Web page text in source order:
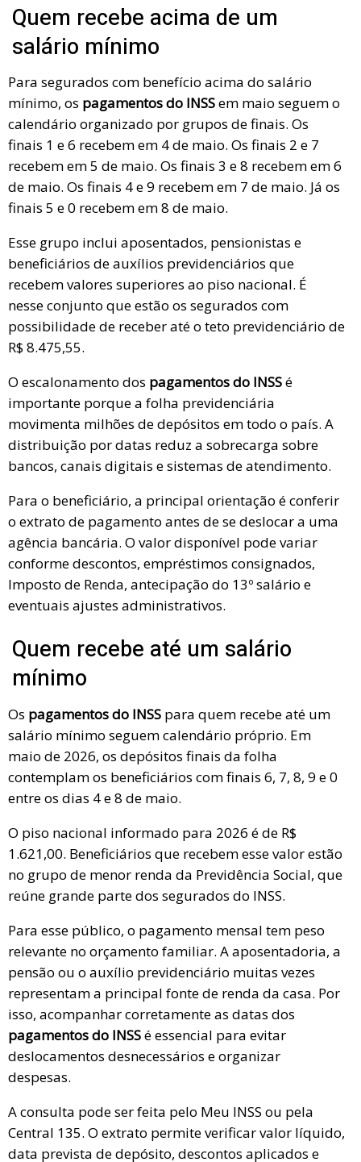
Quem recebe acima de um
salário mínimo
Para segurados com benefício acima do salário
mínimo, os pagamentos do INSSem maio seguem o
calendário organizado por grupos de finais. Os
finais 1 e 6 recebem em 4 de maio. Os finais 2 e 7
recebem em 5 de maio. Os finais 3 e 8 recebem em 6
de maio. Os finais 4 e 9 recebem em 7 de maio. Já os
finais 5 e 0 recebem em 8 de maio.
Esse grupo inclui aposentados, pensionistas e
beneficiários de auxílios previdenciários que
recebem valores superiores ao piso nacional. É
nesse conjunto que estão os segurados com
possibilidade de receber até o teto previdenciário de
R$ 8.475,55.
O escalonamento dos pagamentos do INSSé
importante porque a folha previdenciária
movimenta milhões de depósitos em todo o país. A
distribuição por datas reduz a sobrecarga sobre
bancos, canais digitais e sistemas de atendimento.
Para o beneficiário, a principal orientação é conferir
o extrato de pagamento antes de se deslocar a uma
agência bancária. O valor disponível pode variar
conforme descontos, empréstimos consignados,
Imposto de Renda, antecipação do 13º salário e
eventuais ajustes administrativos.
Quem recebe até um salário
mínimo
Os pagamentos do INSS para quem recebe até um
salário mínimo seguem calendário próprio. Em
maio de 2026, os depósitos finais da folha
contemplam os beneficiários com finais 6, 7, 8, 9 e 0
entre os dias 4 e 8 de maio.
O piso nacional informado para 2026 é de R$
1.621,00. Beneficiários que recebem esse valor estão
no grupo de menor renda da Previdência Social, que
reúne grande parte dos segurados do INSS.
Para esse público, o pagamento mensal tem peso
relevante no orçamento familiar. A aposentadoria, a
pensão ou o auxílio previdenciário muitas vezes
representam a principal fonte de renda da casa. Por
isso, acompanhar corretamente as datas dos
pagamentos do INSSé essencial para evitar
deslocamentos desnecessários e organizar
despesas.
A consulta pode ser feita pelo Meu INSS ou pela
Central 135. O extrato permite verificar valor líquido,
data prevista de depósito, descontos aplicados e